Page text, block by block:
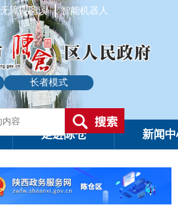
长者模式
无障碍阅读 智能机器人
走进陈仓 新闻